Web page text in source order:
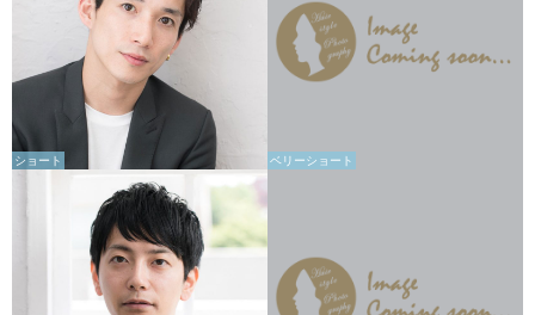
ショート ベリーショート